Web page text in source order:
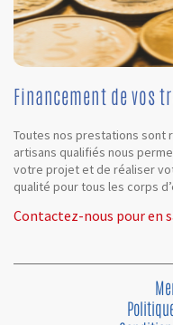
Financement de vos
Toutes nos prestations sont
artisans qualifiés nous
votre projet et de réaliser
qualité pour tous les corps
Contactez-nous pour en